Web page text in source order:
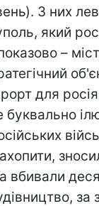
З них
який
–
для
вбивали
за